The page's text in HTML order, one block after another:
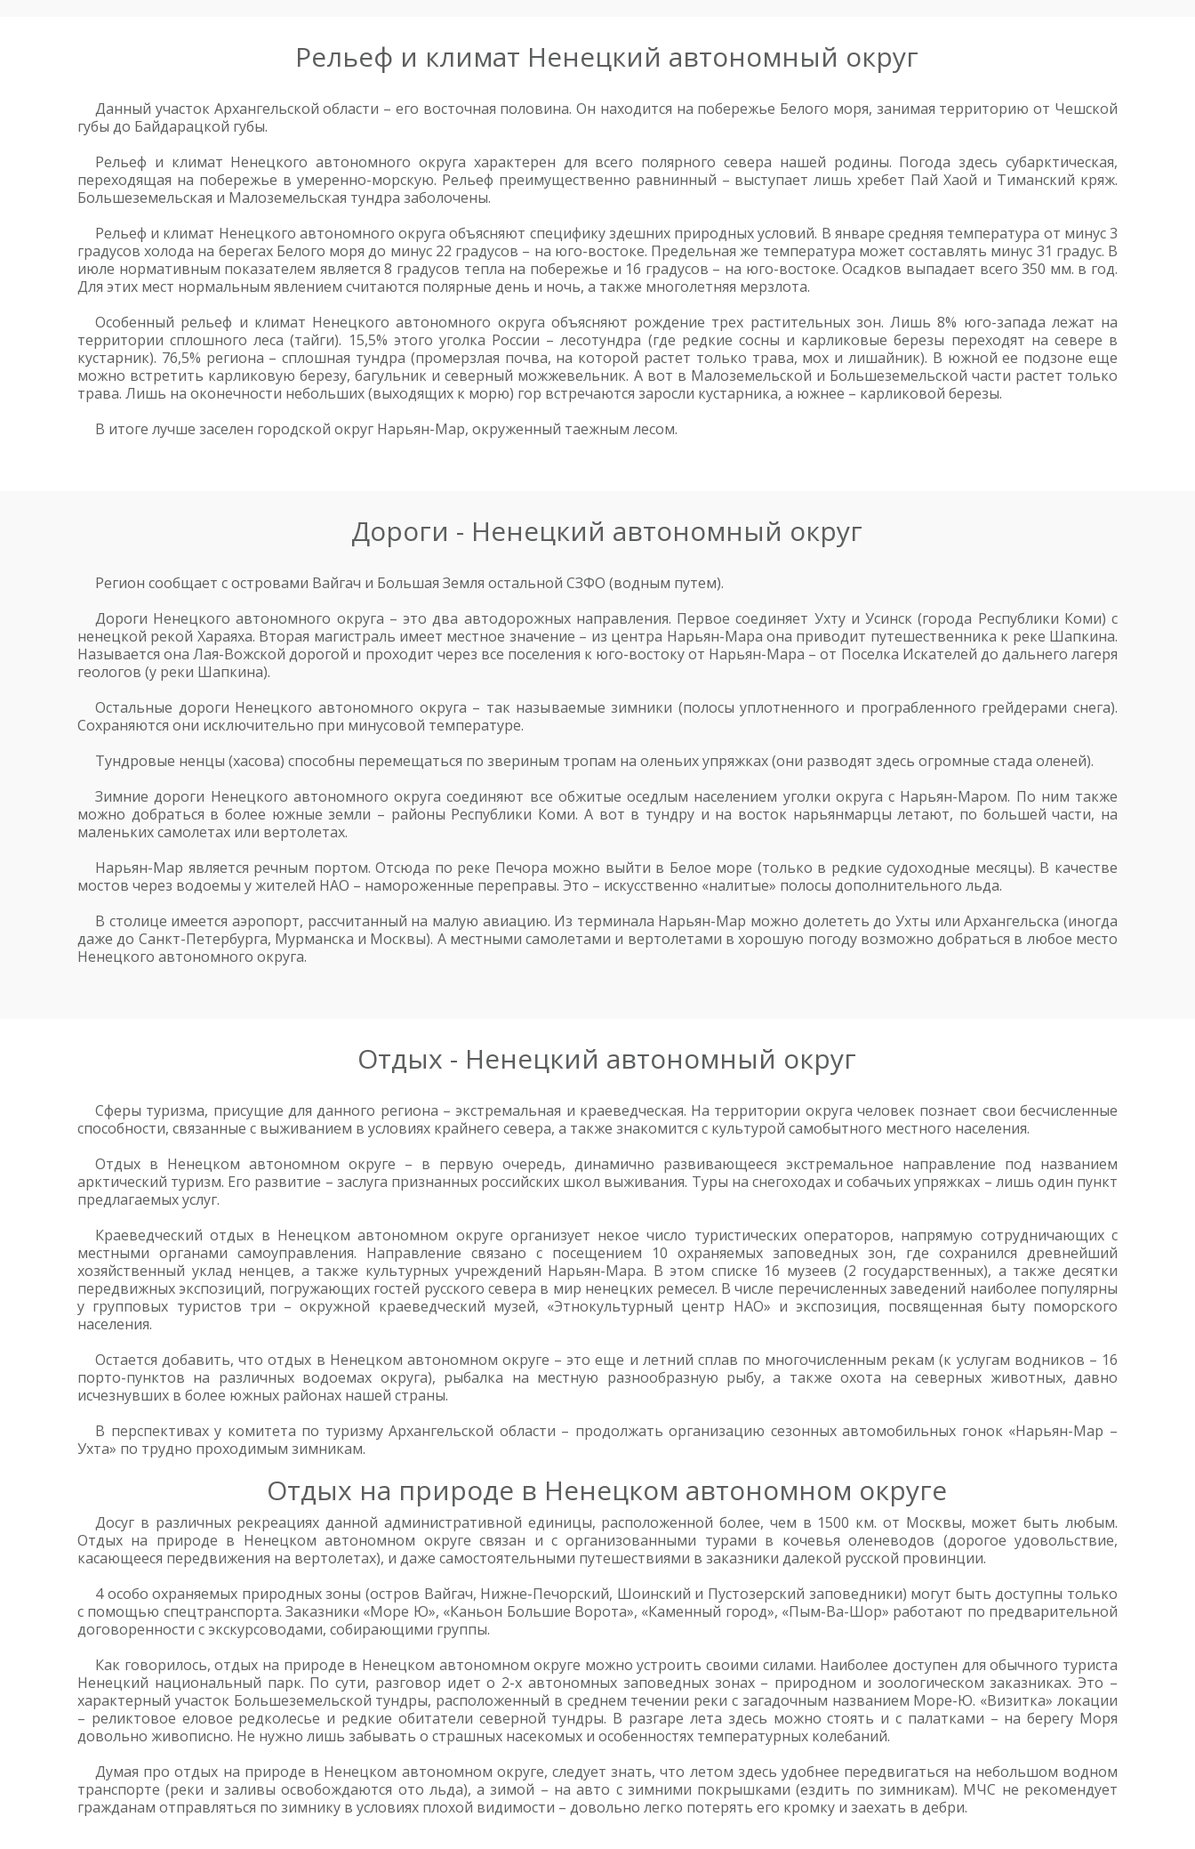
Рельеф и климат Ненецкий автономный округ
Данный участок Архангельской области – его восточная половина. Он находится на побережье Белого моря, занимая территорию от Чешской
губы до Байдарацкой губы.
Рельеф и климат Ненецкого автономного округа характерен для всего полярного севера нашей родины. Погода здесь субарктическая,
переходящая на побережье в умеренно-морскую. Рельеф преимущественно равнинный – выступает лишь хребет Пай Хаой и Тиманский кряж.
Большеземельская и Малоземельская тундра заболочены.
Рельеф и климат Ненецкого автономного округа объясняют специфику здешних природных условий. В январе средняя температура от минус 3
градусов холода на берегах Белого моря до минус 22 градусов – на юго-востоке. Предельная же температура может составлять минус 31 градус. В
июле нормативным показателем является 8 градусов тепла на побережье и 16 градусов – на юго-востоке. Осадков выпадает всего 350 мм. в год.
Для этих мест нормальным явлением считаются полярные день и ночь, а также многолетняя мерзлота.
Особенный рельеф и климат Ненецкого автономного округа объясняют рождение трех растительных зон. Лишь 8% юго-запада лежат на
территории сплошного леса (тайги). 15,5% этого уголка России – лесотундра (где редкие сосны и карликовые березы переходят на севере в
кустарник). 76,5% региона – сплошная тундра (промерзлая почва, на которой растет только трава, мох и лишайник). В южной ее подзоне еще
можно встретить карликовую березу, багульник и северный можжевельник. А вот в Малоземельской и Большеземельской части растет только
трава. Лишь на оконечности небольших (выходящих к морю) гор встречаются заросли кустарника, а южнее – карликовой березы.
В итоге лучше заселен городской округ Нарьян-Мар, окруженный таежным лесом.
Дороги - Ненецкий автономный округ
Регион сообщает с островами Вайгач и Большая Земля остальной СЗФО (водным путем).
Дороги Ненецкого автономного округа – это два автодорожных направления. Первое соединяет Ухту и Усинск (города Республики Коми) с
ненецкой рекой Хараяха. Вторая магистраль имеет местное значение – из центра Нарьян-Мара она приводит путешественника к реке Шапкина.
Называется она Лая-Вожской дорогой и проходит через все поселения к юго-востоку от Нарьян-Мара – от Поселка Искателей до дальнего лагеря
геологов (у реки Шапкина).
Остальные дороги Ненецкого автономного округа – так называемые зимники (полосы уплотненного и програбленного грейдерами снега).
Сохраняются они исключительно при минусовой температуре.
Тундровые ненцы (хасова) способны перемещаться по звериным тропам на оленьих упряжках (они разводят здесь огромные стада оленей).
Зимние дороги Ненецкого автономного округа соединяют все обжитые оседлым населением уголки округа с Нарьян-Маром. По ним также
можно добраться в более южные земли – районы Республики Коми. А вот в тундру и на восток нарьянмарцы летают, по большей части, на
маленьких самолетах или вертолетах.
Нарьян-Мар является речным портом. Отсюда по реке Печора можно выйти в Белое море (только в редкие судоходные месяцы). В качестве
мостов через водоемы у жителей НАО – намороженные переправы. Это – искусственно «налитые» полосы дополнительного льда.
В столице имеется аэропорт, рассчитанный на малую авиацию. Из терминала Нарьян-Мар можно долететь до Ухты или Архангельска (иногда
даже до Санкт-Петербурга, Мурманска и Москвы). А местными самолетами и вертолетами в хорошую погоду возможно добраться в любое место
Ненецкого автономного округа.
Отдых - Ненецкий автономный округ
Сферы туризма, присущие для данного региона – экстремальная и краеведческая. На территории округа человек познает свои бесчисленные
способности, связанные с выживанием в условиях крайнего севера, а также знакомится с культурой самобытного местного населения.
Отдых в Ненецком автономном округе – в первую очередь, динамично развивающееся экстремальное направление под названием
арктический туризм. Его развитие – заслуга признанных российских школ выживания. Туры на снегоходах и собачьих упряжках – лишь один пункт
предлагаемых услуг.
Краеведческий отдых в Ненецком автономном округе организует некое число туристических операторов, напрямую сотрудничающих с
местными органами самоуправления. Направление связано с посещением 10 охраняемых заповедных зон, где сохранился древнейший
хозяйственный уклад ненцев, а также культурных учреждений Нарьян-Мара. В этом списке 16 музеев (2 государственных), а также десятки
передвижных экспозиций, погружающих гостей русского севера в мир ненецких ремесел. В числе перечисленных заведений наиболее популярны
у групповых туристов три – окружной краеведческий музей, «Этнокультурный центр НАО» и экспозиция, посвященная быту поморского
населения.
Остается добавить, что отдых в Ненецком автономном округе – это еще и летний сплав по многочисленным рекам (к услугам водников – 16
порто-пунктов на различных водоемах округа), рыбалка на местную разнообразную рыбу, а также охота на северных животных, давно
исчезнувших в более южных районах нашей страны.
В перспективах у комитета по туризму Архангельской области – продолжать организацию сезонных автомобильных гонок «Нарьян-Мар –
Ухта» по трудно проходимым зимникам.
Отдых на природе в Ненецком автономном округе
Досуг в различных рекреациях данной административной единицы, расположенной более, чем в 1500 км. от Москвы, может быть любым.
Отдых на природе в Ненецком автономном округе связан и с организованными турами в кочевья оленеводов (дорогое удовольствие,
касающееся передвижения на вертолетах), и даже самостоятельными путешествиями в заказники далекой русской провинции.
4 особо охраняемых природных зоны (остров Вайгач, Нижне-Печорский, Шоинский и Пустозерский заповедники) могут быть доступны только
с помощью спецтранспорта. Заказники «Море Ю», «Каньон Большие Ворота», «Каменный город», «Пым-Ва-Шор» работают по предварительной
договоренности с экскурсоводами, собирающими группы.
Как говорилось, отдых на природе в Ненецком автономном округе можно устроить своими силами. Наиболее доступен для обычного туриста
Ненецкий национальный парк. По сути, разговор идет о 2-х автономных заповедных зонах – природном и зоологическом заказниках. Это –
характерный участок Большеземельской тундры, расположенный в среднем течении реки с загадочным названием Море-Ю. «Визитка» локации
– реликтовое еловое редколесье и редкие обитатели северной тундры. В разгаре лета здесь можно стоять и с палатками – на берегу Моря
довольно живописно. Не нужно лишь забывать о страшных насекомых и особенностях температурных колебаний.
Думая про отдых на природе в Ненецком автономном округе, следует знать, что летом здесь удобнее передвигаться на небольшом водном
транспорте (реки и заливы освобождаются ото льда), а зимой – на авто с зимними покрышками (ездить по зимникам). МЧС не рекомендует
гражданам отправляться по зимнику в условиях плохой видимости – довольно легко потерять его кромку и заехать в дебри.